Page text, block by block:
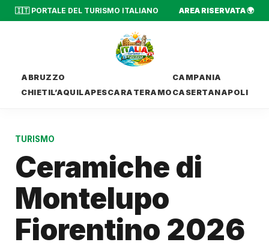
🇮🇹 PORTALE DEL TURISMO ITALIANO AREA RISERVATA 🌍
ABRUZZO
CHIETIL’AQUILAPESCARA TERAMO
CAMPANIA
CASERTANAPOLI
TURISMO
Ceramiche di
Montelupo
Fiorentino 2026